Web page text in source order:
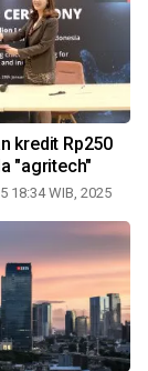
kredit Rp250
"agritech"
18:34 WIB, 2025